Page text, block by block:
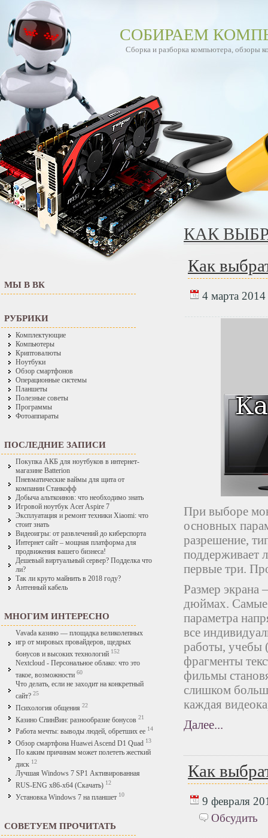
СОБИРАЕМ
Сборка и разборка компьютера, обзоры
МЫ В ВК
РУБРИКИ
Комплектующие
Компьютеры
Криптовалюты
Ноутбуки
Обзор смартфонов
Операционные системы
Планшеты
Полезные советы
Программы
Фотоаппараты
ПОСЛЕДНИЕ ЗАПИСИ
Покупка АКБ для ноутбуков в интернет-
магазине Batterion
Пневматические ваймы для щита от
компании Станкофф
Добыча альткоинов: что необходимо знать
Игровой ноутбук Acer Aspire 7
Эксплуатация и ремонт техники Xiaomi: что
стоит знать
Видеоигры: от развлечений до киберспорта
Интернет сайт – мощная платформа для
продвижения вашего бизнеса!
Дешевый виртуальный сервер? Подделка что
ли?
Так ли круто майнить в 2018 году?
Антенный кабель
МНОГИМ ИНТЕРЕСНО
Vavada казино — площадка великолепных
игр от мировых провайдеров, щедрых
бонусов и высоких технологий 152
Nextcloud - Персональное облако: что это
такое, возможности 60
Что делать, если не заходит на конкретный
сайт? 25
Психология общения 22
Казино СпинВин: разнообразие бонусов 21
Работа мечты: выводы людей, обретших ее 14
Обзор смартфона Huawei Ascend D1 Quad 13
По каким причинам может полететь жесткий
диск 12
Лучшая Windows 7 SP1 Активированная
RUS-ENG x86-x64 (Скачать) 12
Установка Windows 7 на планшет 10
СОВЕТУЕМ ПРОЧИТАТЬ
КАК
Как
4 марта 2014
При выборе
основных
разрешение,
поддерживает
первые три.
Размер экрана
дюймах. Самые
параметра
все
работы, учебы
фрагменты
фильмы
слишком
каждая
Далее...
Как
9 февраля
Обсудить